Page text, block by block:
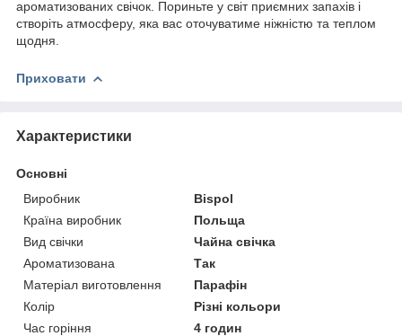
ароматизованих свічок. Пориньте у світ приємних запахів і
створіть атмосферу, яка вас оточуватиме ніжністю та теплом
щодня.
Приховати
Характеристики
Основні
Виробник
Bispol
Країна виробник
Польща
Вид свічки
Чайна свічка
Ароматизована
Так
Матеріал виготовлення
Парафін
Колір
Різні кольори
Час горіння
4 годин